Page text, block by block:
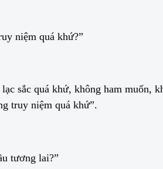
niệm quá khứ?”
sắc quá khứ, không ham
truy niệm quá khứ”.
tương lai?”